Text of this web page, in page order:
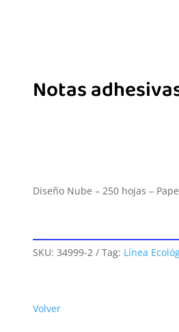
Notas
Diseño Nube – 250 hojas –
SKU: 34999-2 Tag: Línea
Volver